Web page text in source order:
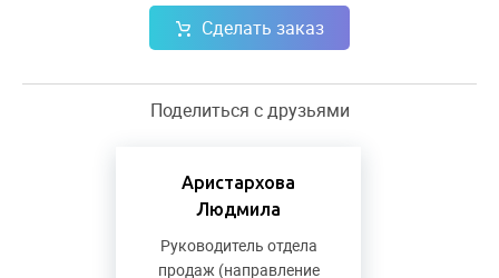
Сделать заказ
Поделиться с друзьями
Аристархова
Людмила
Руководитель отдела
продаж (направление